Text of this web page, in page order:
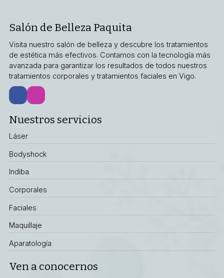
Salón de Belleza Paquita
Visita nuestro salón de belleza y descubre los tratamientos
de estética más efectivos. Contamos con la tecnología más
avanzada para garantizar los resultados de todos nuestros
tratamientos corporales y tratamientos faciales en Vigo.
Nuestros servicios
Láser
Bodyshock
Indiba
Corporales
Faciales
Maquillaje
Aparatología
Ven a conocernos